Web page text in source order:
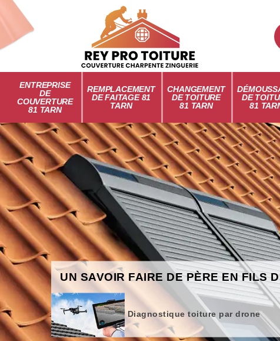
ENTREPRISE
DE
COUVERTURE
81 TARN
REMPLACEMENT
DE FAITAGE 81
TARN
CHANGEMENT
DE TOITURE
81 TARN
DE
81
UN SAVOIR FAIRE DE PÈRE EN FILS
Diagnostique toiture par drone